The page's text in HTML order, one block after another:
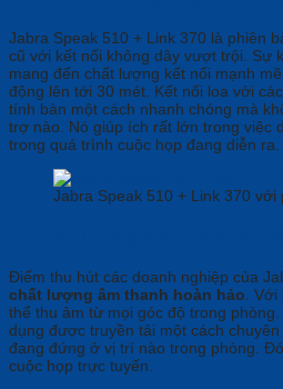
Jabra Speak 510 + Link 370 là phiên
cũ với kết nối không dây vượt trội. Sự
mang đến chất lượng kết nối mạnh
động lên tới 30 mét. Kết nối loa với
tính bàn một cách nhanh chóng mà
trợ nào. Nó giúp ích rất lớn trong việc
trong quá trình cuộc họp đang diễn ra.
Jabra Speak 510 + Link 370
Điểm thu hút các doanh nghiệp của
chất lượng âm thanh hoàn hảo. Với
thể thu âm từ mọi góc độ trong
dụng được truyền tải một cách
đang đứng ở vị trí nào trong phòng.
cuộc họp trực tuyến.